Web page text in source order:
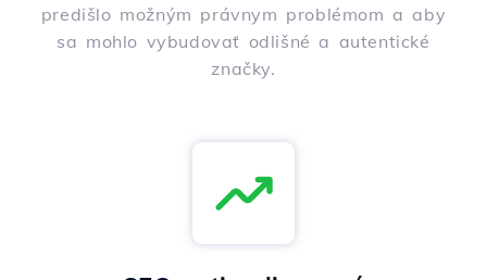
predišlo možným právnym problémom a aby
sa mohlo vybudovať odlišné a autentické
značky.